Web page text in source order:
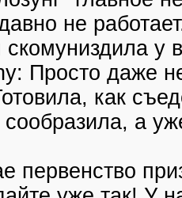
не
скомуниздила
Просто даже
как
сообразила, а
первенство